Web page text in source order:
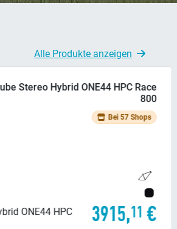
Alle Produkte anzeigen
Cube Stereo Hybrid ONE44 HPC TM
800
Bei 44 Shops
5339, €